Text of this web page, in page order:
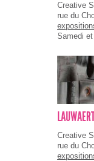
Creative
rue du
Samedi
Creative
rue du